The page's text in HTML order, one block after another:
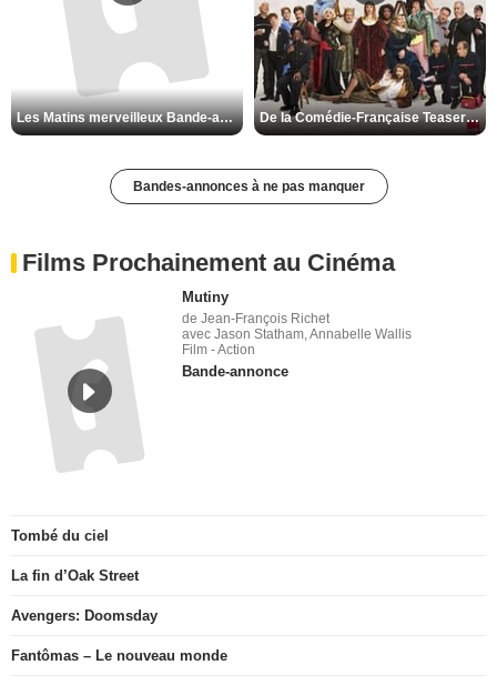
Les Matins merveilleux Bande-annonce VF De la Comédie-Française Teaser VF
Bandes-annonces à ne pas manquer
Films Prochainement au Cinéma
Mutiny
de Jean-François Richet
avec Jason Statham, Annabelle Wallis
Film - Action
Bande-annonce
Tombé du ciel
La fin d’Oak Street
Avengers: Doomsday
Fantômas – Le nouveau monde